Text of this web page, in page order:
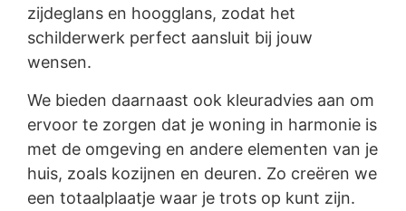
zijdeglans en hoogglans, zodat het
schilderwerk perfect aansluit bij jouw
wensen.
We bieden daarnaast ook kleuradvies aan om
ervoor te zorgen dat je woning in harmonie is
met de omgeving en andere elementen van je
huis, zoals kozijnen en deuren. Zo creëren we
een totaalplaatje waar je trots op kunt zijn.